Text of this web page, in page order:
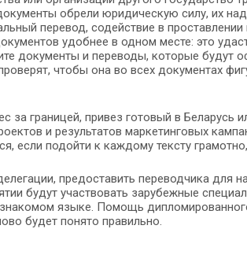
обрели юридическую силу, их
перевод, содействие в
удобнее в одном месте: это
документы и переводы, которые будут
чтобы она во всех документах
за границей, привез готовый в Беларусь
и результатов маркетинговых
если подойти к каждому тексту
предоставить переводчика для
будут участвовать зарубежные
языке. Помощь
будет понято правильно.